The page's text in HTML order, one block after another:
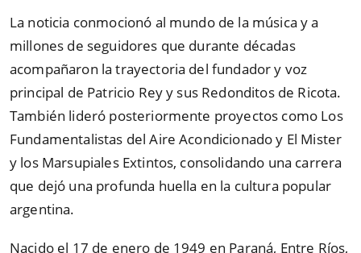
La noticia conmocionó al mundo de la música y a
millones de seguidores que durante décadas
acompañaron la trayectoria del fundador y voz
principal de Patricio Rey y sus Redonditos de Ricota.
También lideró posteriormente proyectos como Los
Fundamentalistas del Aire Acondicionado y El Mister
y los Marsupiales Extintos, consolidando una carrera
que dejó una profunda huella en la cultura popular
argentina.
Nacido el 17 de enero de 1949 en Paraná, Entre Ríos,